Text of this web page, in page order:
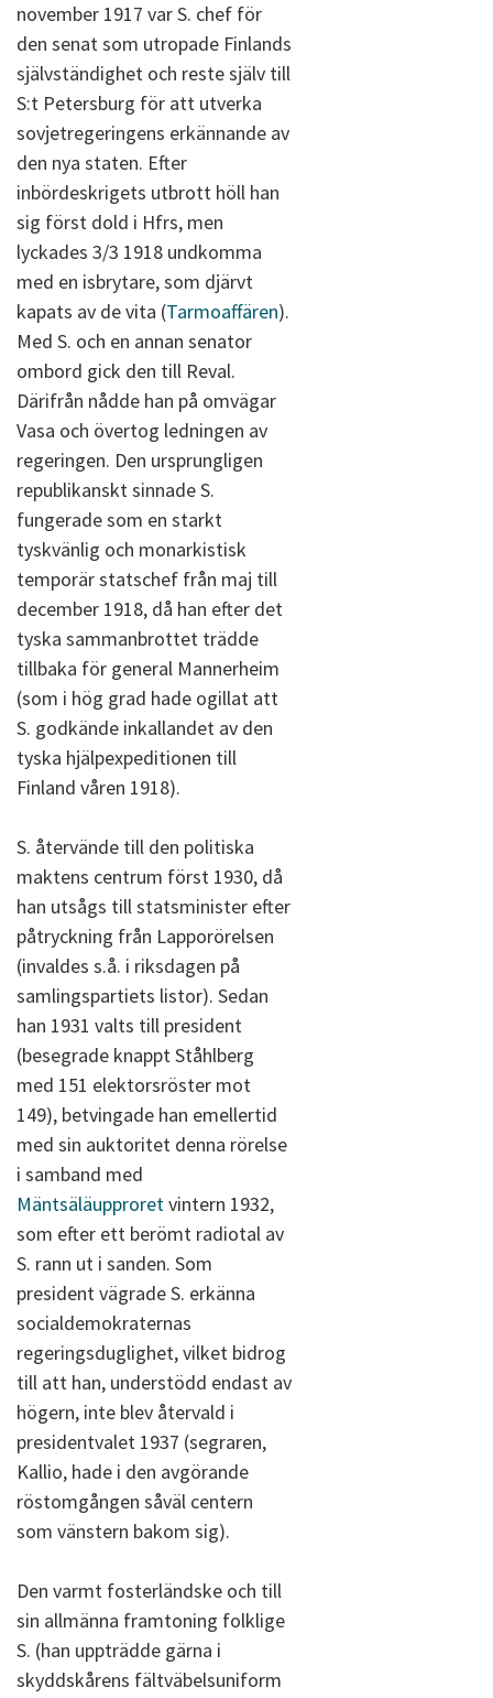
november 1917 var S. chef för
den senat som utropade Finlands
självständighet och reste själv till
S:t Petersburg för att utverka
sovjetregeringens erkännande av
den nya staten. Efter
inbördeskrigets utbrott höll han
sig först dold i Hfrs, men
lyckades 3/3 1918 undkomma
med en isbrytare, som djärvt
kapats av de vita (Tarmoaffären).
Med S. och en annan senator
ombord gick den till Reval.
Därifrån nådde han på omvägar
Vasa och övertog ledningen av
regeringen. Den ursprungligen
republikanskt sinnade S.
fungerade som en starkt
tyskvänlig och monarkistisk
temporär statschef från maj till
december 1918, då han efter det
tyska sammanbrottet trädde
tillbaka för general Mannerheim
(som i hög grad hade ogillat att
S. godkände inkallandet av den
tyska hjälpexpeditionen till
Finland våren 1918).
S. återvände till den politiska
maktens centrum först 1930, då
han utsågs till statsminister efter
påtryckning från Lapporörelsen
(invaldes s.å. i riksdagen på
samlingspartiets listor). Sedan
han 1931 valts till president
(besegrade knappt Ståhlberg
med 151 elektorsröster mot
149), betvingade han emellertid
med sin auktoritet denna rörelse
i samband med
Mäntsäläupproretvintern 1932,
som efter ett berömt radiotal av
S. rann ut i sanden. Som
president vägrade S. erkänna
socialdemokraternas
regeringsduglighet, vilket bidrog
till att han, understödd endast av
högern, inte blev återvald i
presidentvalet 1937 (segraren,
Kallio, hade i den avgörande
röstomgången såväl centern
som vänstern bakom sig).
Den varmt fosterländske och till
sin allmänna framtoning folklige
S. (han uppträdde gärna i
skyddskårens fältväbelsuniform